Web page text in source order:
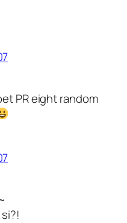
PR eight random